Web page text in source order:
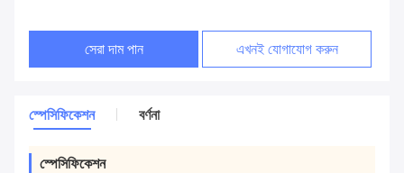
সেরা দাম পান এখনই যোগাযোগ করুন
স্পেসিফিকেশন বর্ণনা
স্পেসিফিকেশন